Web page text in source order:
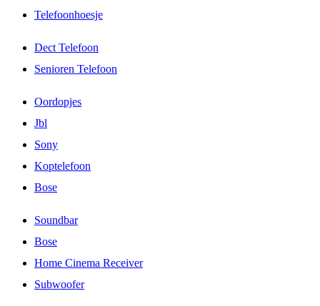
Telefoonhoesje
Dect Telefoon
Senioren Telefoon
Oordopjes
Jbl
Sony
Koptelefoon
Bose
Soundbar
Bose
Home Cinema Receiver
Subwoofer